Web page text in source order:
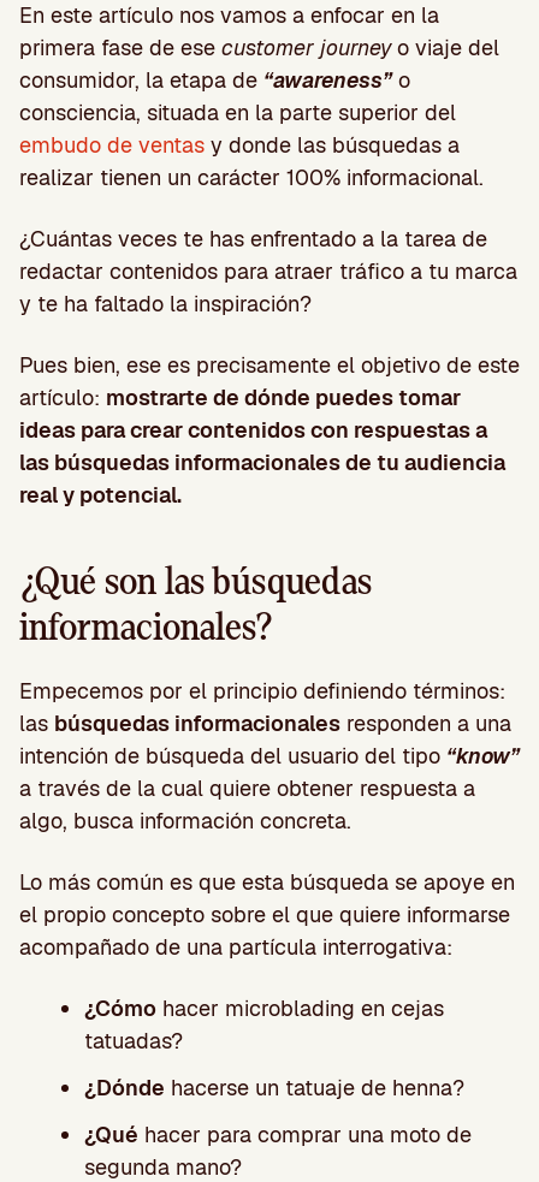
En este artículo nos vamos a enfocar en la
primera fase de ese customer journeyo viaje del
consumidor, la etapa de “awareness”o
consciencia, situada en la parte superior del
embudo de ventas y donde las búsquedas a
realizar tienen un carácter 100% informacional.
¿Cuántas veces te has enfrentado a la tarea de
redactar contenidos para atraer tráfico a tu marca
y te ha faltado la inspiración?
Pues bien, ese es precisamente el objetivo de este
artículo: mostrarte de dónde puedes tomar
ideas para crear contenidos con respuestas a
las búsquedas informacionales de tu audiencia
real y potencial.
¿Qué son las búsquedas
informacionales?
Empecemos por el principio definiendo términos:
las búsquedas informacionales responden a una
intención de búsqueda del usuario del tipo “know”
a través de la cual quiere obtener respuesta a
algo, busca información concreta.
Lo más común es que esta búsqueda se apoye en
el propio concepto sobre el que quiere informarse
acompañado de una partícula interrogativa:
¿Cómo hacer microblading en cejas
tatuadas?
¿Dónde hacerse un tatuaje de henna?
¿Qué hacer para comprar una moto de
segunda mano?